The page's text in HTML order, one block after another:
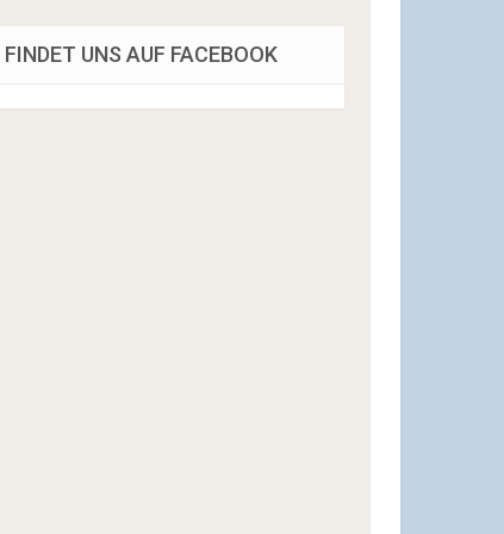
FINDET UNS AUF FACEBOOK